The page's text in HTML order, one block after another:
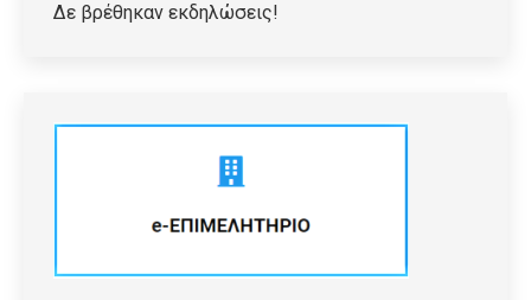
Δε βρέθηκαν εκδηλώσεις!